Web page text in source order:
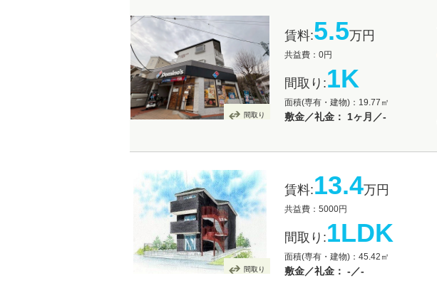
間取り
賃料:5.5万円
共益費：0円
間取り:1K
面積(専有・建物)：19.77㎡
敷金／礼金： 1ヶ月／-
間取り
賃料:13.4万円
共益費：5000円
間取り:1LDK
面積(専有・建物)：45.42㎡
敷金／礼金： -／-